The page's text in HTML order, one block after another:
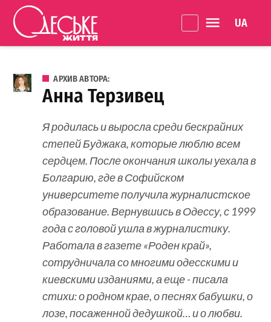
Перейти к содержанию
життя
АРХИВ АВТОРА:
Анна Терзивец
Я родилась и выросла среди бескрайних
степей Буджака, которые люблю всем
сердцем. После окончания школы уехала в
Болгарию, где в Софийском
университете получила журналистское
образование. Вернувшись в Одессу, с 1999
года с головой ушла в журналистику.
Работала в газете «Роден край»,
сотрудничала со многими одесскими и
киевскими изданиями, а еще - писала
стихи: о родном крае, о песнях бабушки, о
лозе, посаженной дедушкой… и о любви.